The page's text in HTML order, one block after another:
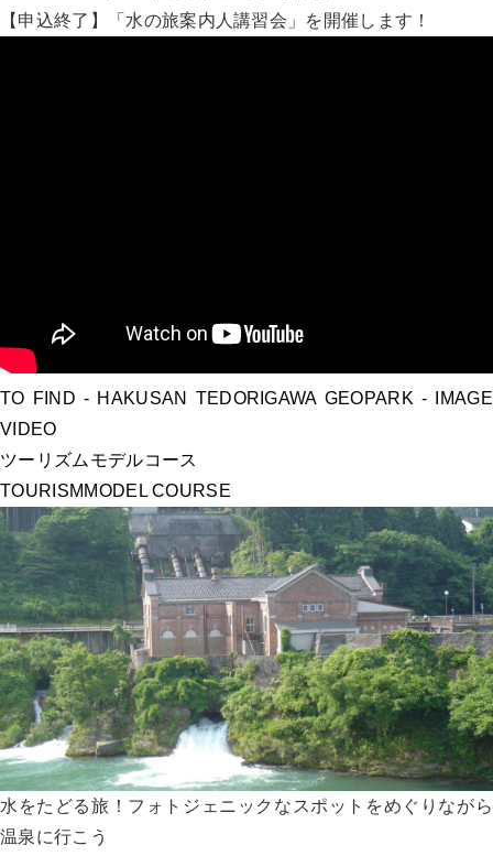
【申込終了】「水の旅案内人講習会」を開催します！
TO FIND - HAKUSAN TEDORIGAWA GEOPARK - IMAGE
VIDEO
ツーリズムモデルコース
TOURISM MODEL COURSE
水をたどる旅！フォトジェニックなスポットをめぐりながら
温泉に行こう